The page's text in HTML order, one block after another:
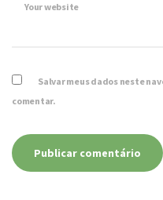
Your website
Salvar meus dados neste
comentar.